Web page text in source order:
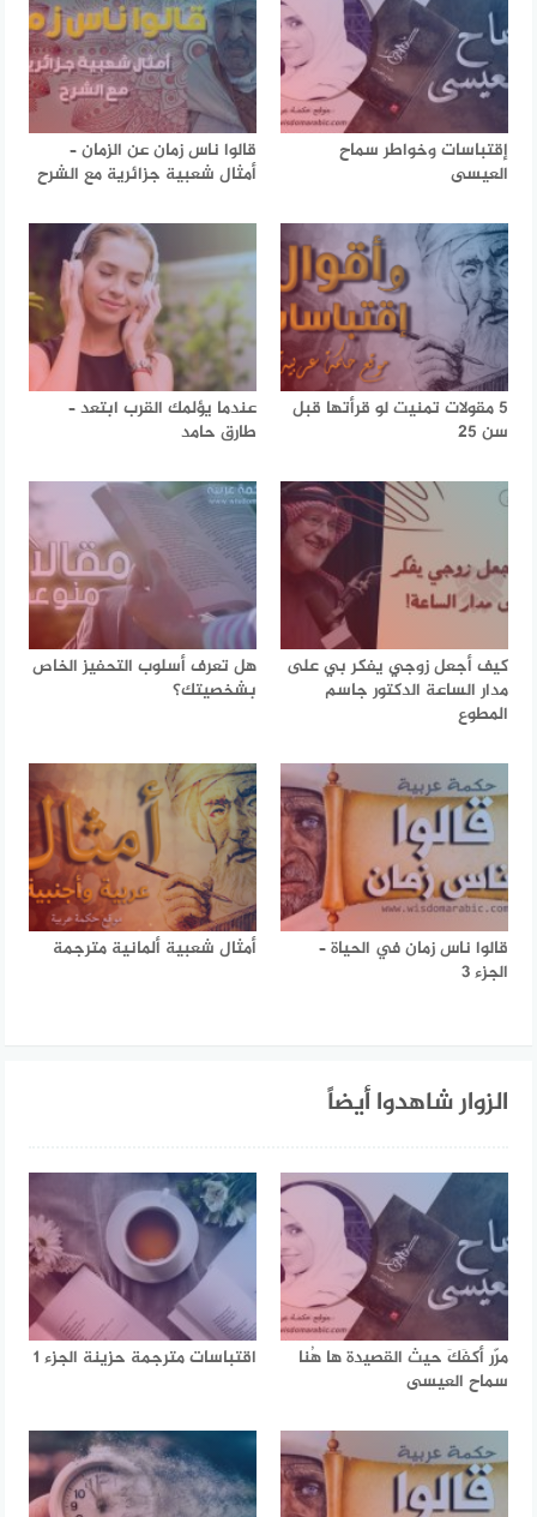
إقتباسات وخواطر سماح
العيسى
قالوا ناس زمان عن الزمان –
أمثال شعبية جزائرية مع الشرح
5 مقولات تمنيت لو قرأتها قبل
سن 25
عندما يؤلمك القرب ابتعد –
طارق حامد
كيف أجعل زوجي يفكر بي على
مدار الساعة الدكتور جاسم
المطوع
هل تعرف أسلوب التحفيز الخاص
بشخصيتك؟
قالوا ناس زمان في الحياة –
الجزء 3
أمثال شعبية ألمانية مترجمة
الزوار شاهدوا أيضاً
مرّر أكفَكَ حيث القصيدة ها هُنا
سماح العيسى
اقتباسات مترجمة حزينة الجزء 1